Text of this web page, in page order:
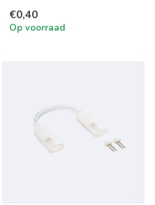
€0,40
Op voorraad